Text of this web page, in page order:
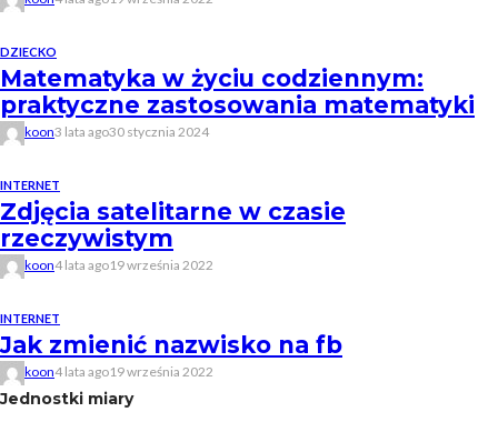
DZIECKO
Matematyka w życiu codziennym:
praktyczne zastosowania matematyki
koon3 lata ago30 stycznia 2024
INTERNET
Zdjęcia satelitarne w czasie
rzeczywistym
koon4 lata ago19 września 2022
INTERNET
Jak zmienić nazwisko na fb
koon4 lata ago19 września 2022
Jednostki miary